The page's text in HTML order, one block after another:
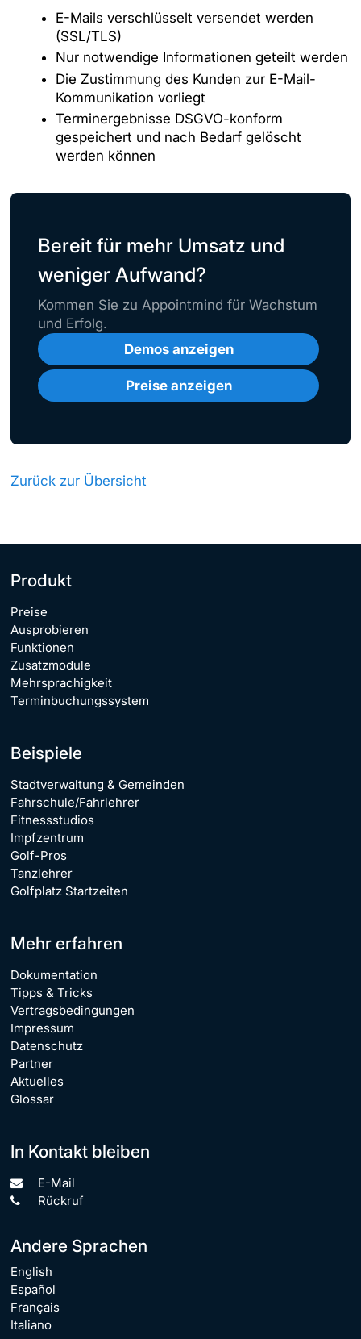
E-Mails verschlüsselt versendet werden
(SSL/TLS)
Nur notwendige Informationen geteilt werden
Die Zustimmung des Kunden zur E-Mail-
Kommunikation vorliegt
Terminergebnisse DSGVO-konform
gespeichert und nach Bedarf gelöscht
werden können
Bereit für mehr Umsatz und
weniger Aufwand?
Kommen Sie zu Appointmind für Wachstum
und Erfolg.
Demos anzeigen
Preise anzeigen
Zurück zur Übersicht
Produkt
Preise
Ausprobieren
Funktionen
Zusatzmodule
Mehrsprachigkeit
Terminbuchungssystem
Beispiele
Stadtverwaltung & Gemeinden
Fahrschule/Fahrlehrer
Fitnessstudios
Impfzentrum
Golf-Pros
Tanzlehrer
Golfplatz Startzeiten
Mehr erfahren
Dokumentation
Tipps & Tricks
Vertragsbedingungen
Impressum
Datenschutz
Partner
Aktuelles
Glossar
In Kontakt bleiben
E-Mail
Rückruf
Andere Sprachen
English
Español
Français
Italiano